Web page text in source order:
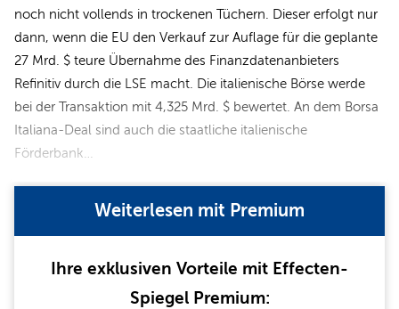
noch nicht vollends in trockenen Tüchern. Dieser erfolgt nur
dann, wenn die EU den Verkauf zur Auflage für die geplante
27 Mrd. $ teure Übernahme des Finanzdatenanbieters
Refinitiv durch die LSE macht. Die italienische Börse werde
bei der Transaktion mit 4,325 Mrd. $ bewertet. An dem Borsa
Italiana-Deal sind auch die staatliche italienische
Förderbank…
Weiterlesen mit Premium
Ihre exklusiven Vorteile mit Effecten-
Spiegel Premium: